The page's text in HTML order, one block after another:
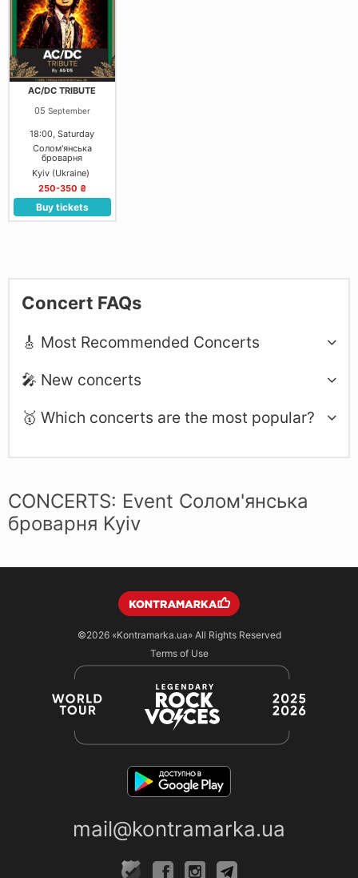
AC/DC TRIBUTE
05 September
18:00, Saturday
Солом'янська
броварня
Kyiv (Ukraine)
250-350 ₴
Buy tickets
Concert FAQs
🎸 Most Recommended Concerts
🎤 New concerts
🥇 Which concerts are the most popular?
CONCERTS: Event Солом'янська
броварня Kyiv
©2026 «Kontramarka.ua»All Rights Reserved
Terms of Use
mail@kontramarka.ua